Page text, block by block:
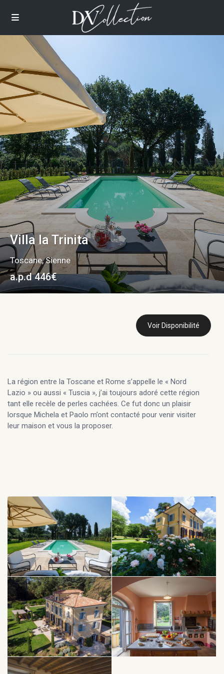
Villa la Trinita
Toscane,Sienne
a.p.d 446€
Voir Disponibilité
La région entre la Toscane et Rome s’appelle le « Nord
Lazio » ou aussi « Tuscia », j’ai toujours adoré cette région
tant elle recèle de perles cachées. Ce fut donc un plaisir
lorsque Michela et Paolo m’ont contacté pour venir visiter
leur maison et vous la proposer.
plus importante d’Italie pour la production de noisettes, il
n’est donc pas étonnant d’avoir plus de 200 noisetiers et
oliviers plantés dans le domaine.
La villa est entourée par un parc et un jardin arboré, un
somptueux cèdre de plus de 200 ans se dresse fièrement
face à l’entrée de la villa. Un grand escalier vous emmène à
l’intérieur de la maison où tout a été rénové avec beaucoup
de goût. Toutes les pièces du rez-de-chaussée sont
connectées entre elles, à l’arrière se trouve la cuisine dont
les meubles en cerisier proviennent de la propriété, on
accède de la cuisine directement au jardin à une terrasse
couverte avec un barbecue. Dans le prolongement de la
cuisine se trouve la salle à manger très lumineuse. C’est à
l’avant de la maison que se trouve le salon et un bureau.
C’est par un escalier en pierre que l’on accède au 1er étage,